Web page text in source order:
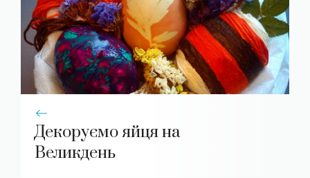
Декоруємо яйця на
Великдень